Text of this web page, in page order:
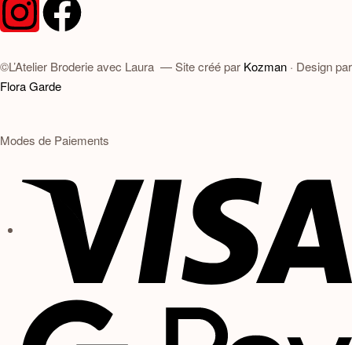
©L’Atelier Broderie avec Laura — Site créé par Kozman · Design par
Flora Garde
Modes de Paiements